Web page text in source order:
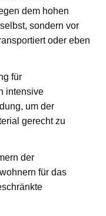
dem hohen
sondern vor
oder eben
für
intensive
um der
gerecht zu
der
für das